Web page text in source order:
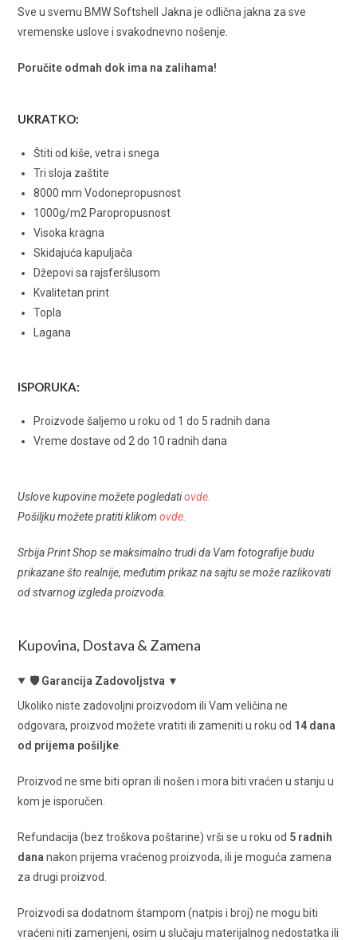
Sve u svemu BMW Softshell Jakna je odlična jakna za sve
vremenske uslove i svakodnevno nošenje.
Poručite odmah dok ima na zalihama!
UKRATKO:
Štiti od kiše, vetra i snega
Tri sloja zaštite
8000 mm Vodonepropusnost
1000g/m2 Paropropusnost
Visoka kragna
Skidajuća kapuljača
Džepovi sa rajsferšlusom
Kvalitetan print
Topla
Lagana
ISPORUKA:
Proizvode šaljemo u roku od 1 do 5 radnih dana
Vreme dostave od 2 do 10 radnih dana
Uslove kupovine možete pogledatiovde
Pošiljku možete pratiti klikomovde
Srbija Print Shop se maksimalno trudi da Vam fotografije budu
prikazane što realnije, međutim prikaz na sajtu se može razlikovati
od stvarnog izgleda proizvoda.
Kupovina, Dostava & Zamena
🛡️ Garancija Zadovoljstva ▼
Ukoliko niste zadovoljni proizvodom ili Vam veličina ne
odgovara, proizvod možete vratiti ili zameniti u roku od 14 dana
od prijema pošiljke
Proizvod ne sme biti opran ili nošen i mora biti vraćen u stanju u
kom je isporučen.
Refundacija (bez troškova poštarine) vrši se u roku od 5 radnih
dana nakon prijema vraćenog proizvoda, ili je moguća zamena
za drugi proizvod.
Proizvodi sa dodatnom štampom (natpis i broj) ne mogu biti
vraćeni niti zamenjeni, osim u slučaju materijalnog nedostatka ili